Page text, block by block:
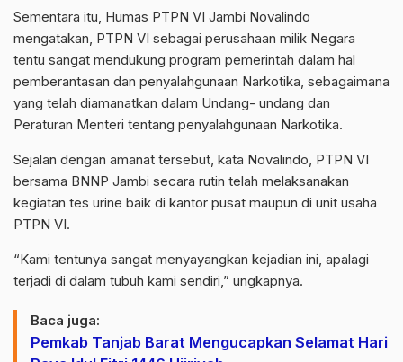
Sementara itu, Humas PTPN VI Jambi Novalindo
mengatakan, PTPN VI sebagai perusahaan milik Negara
tentu sangat mendukung program pemerintah dalam hal
pemberantasan dan penyalahgunaan Narkotika, sebagaimana
yang telah diamanatkan dalam Undang- undang dan
Peraturan Menteri tentang penyalahgunaan Narkotika.
Sejalan dengan amanat tersebut, kata Novalindo, PTPN VI
bersama BNNP Jambi secara rutin telah melaksanakan
kegiatan tes urine baik di kantor pusat maupun di unit usaha
PTPN VI.
“Kami tentunya sangat menyayangkan kejadian ini, apalagi
terjadi di dalam tubuh kami sendiri,” ungkapnya.
Baca juga:
Pemkab Tanjab Barat Mengucapkan Selamat Hari